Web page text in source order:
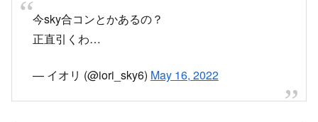
正直引くわ…
— イオリ (@iori_sky6)